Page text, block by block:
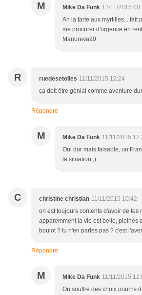
M Mike Da Funk 12/11/2015
Ah la tarte aux myrtilles... fait
me procurer d'urgence en
Manureva90
R ruedesetoiles 11/11/2015 12:24
ça doit être génial comme aventure
Répondre
M Mike Da Funk 11/11/2015
Oui dur mais faisable, un
la situation ;)
C christine christian 11/11/2015 10:42
on est toujours contents d'avoir de tes
apparemment la vie est belle, pleines
boulot ? tu n'en parles pas ? c'est
Répondre
M Mike Da Funk 11/11/2015
On souffre des choix pourris